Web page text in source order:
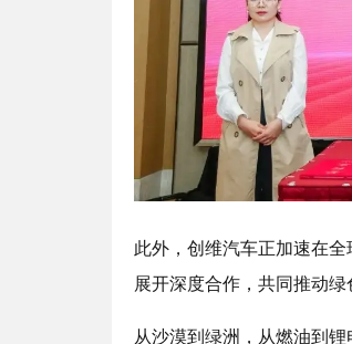
此外，创维汽车正加速在
展开深度合作，共同推动
从沙漠到绿洲，从燃油到